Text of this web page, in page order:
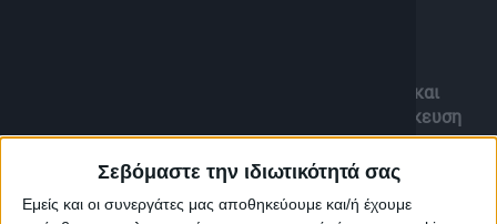
Σεβόμαστε την ιδιωτικότητά σας
Εμείς και οι συνεργάτες μας αποθηκεύουμε και/ή έχουμε
και ο Πάρις Καρβουνόπουλος , Δημοσιογράφος και
επικεφαλής του militaire.gr, ιστότοπου με εξειδίκευση
στα εθνικά θέματα, θέματα άμυνας και ασφάλειας